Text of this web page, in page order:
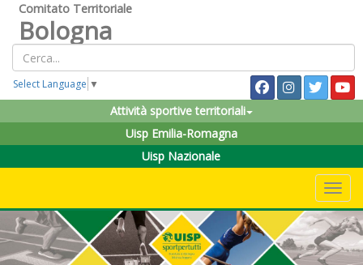
Comitato Territoriale
Bologna
Select Language ▼
Attività sportive territoriali
Uisp Emilia-Romagna
Uisp Nazionale